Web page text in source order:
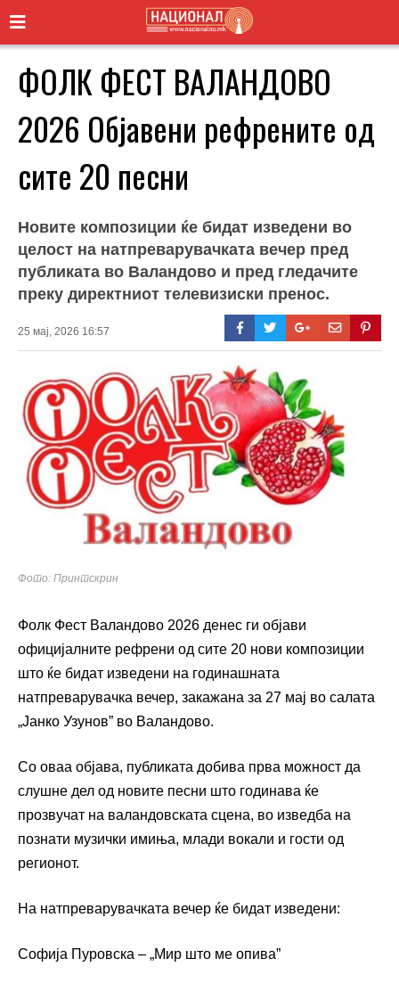
ФОЛК ФЕСТ ВАЛАНДОВО
2026 Објавени рефрените од
сите 20 песни
Новите композиции ќе бидат изведени во
целост на натпреварувачката вечер пред
публиката во Валандово и пред гледачите
преку директниот телевизиски пренос.
25 мај, 2026 16:57
Фото: Принтскрин
Фолк Фест Валандово 2026 денес ги објави
официјалните рефрени од сите 20 нови композиции
што ќе бидат изведени на годинашната
натпреварувачка вечер, закажана за 27 мај во салата
„Јанко Узунов” во Валандово.
Со оваа објава, публиката добива прва можност да
слушне дел од новите песни што годинава ќе
прозвучат на валандовската сцена, во изведба на
познати музички имиња, млади вокали и гости од
регионот.
На натпреварувачката вечер ќе бидат изведени:
Софија Пуровска – „Мир што ме опива”